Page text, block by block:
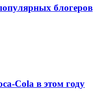
блогеров
Cola в этом году